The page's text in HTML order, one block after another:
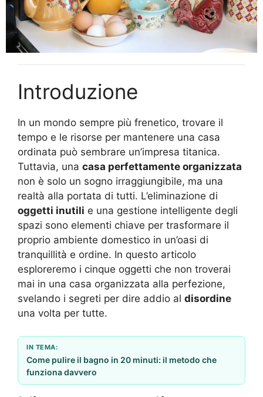
Introduzione
In un mondo sempre più frenetico, trovare il
tempo e le risorse per mantenere una casa
ordinata può sembrare un’impresa titanica.
Tuttavia, una casa perfettamente organizzata
non è solo un sogno irraggiungibile, ma una
realtà alla portata di tutti. L’eliminazione di
oggetti inutili e una gestione intelligente degli
spazi sono elementi chiave per trasformare il
proprio ambiente domestico in un’oasi di
tranquillità e ordine. In questo articolo
esploreremo i cinque oggetti che non troverai
mai in una casa organizzata alla perfezione,
svelando i segreti per dire addio al disordine
una volta per tutte.
IN TEMA:
Come pulire il bagno in 20 minuti: il metodo che
funziona davvero